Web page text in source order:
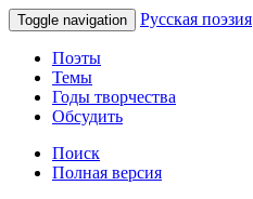
Toggle navigation Русская поэзия
Поэты
Темы
Годы творчества
Обсудить
Поиск
Полная версия